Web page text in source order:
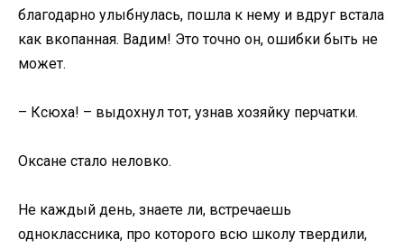
благодарно улыбнулась, пошла к нему и вдруг встала
как вкопанная. Вадим! Это точно он, ошибки быть не
может.
– Ксюха! – выдохнул тот, узнав хозяйку перчатки.
Оксане стало неловко.
Не каждый день, знаете ли, встречаешь
одноклассника, про которого всю школу твердили,